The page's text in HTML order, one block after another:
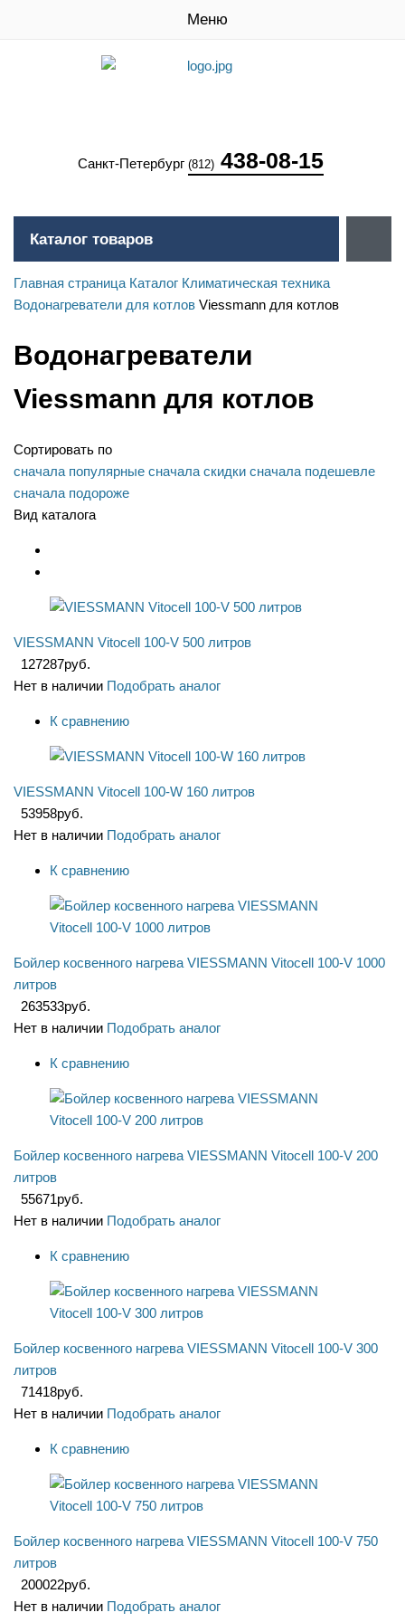
Меню
Санкт-Петербург (812) 438-08-15
Каталог товаров
Главная страница Каталог Климатическая техника
Водонагреватели для котлов Viessmann для котлов
Водонагреватели
Viessmann для котлов
Сортировать по
сначала популярные сначала скидки сначала подешевле
сначала подороже
Вид каталога
VIESSMANN Vitocell 100-V 500 литров
127287руб.
Нет в наличии Подобрать аналог
К сравнению
VIESSMANN Vitocell 100-W 160 литров
53958руб.
Нет в наличии Подобрать аналог
К сравнению
Бойлер косвенного нагрева VIESSMANN Vitocell 100-V 1000
литров
263533руб.
Нет в наличии Подобрать аналог
К сравнению
Бойлер косвенного нагрева VIESSMANN Vitocell 100-V 200
литров
55671руб.
Нет в наличии Подобрать аналог
К сравнению
Бойлер косвенного нагрева VIESSMANN Vitocell 100-V 300
литров
71418руб.
Нет в наличии Подобрать аналог
К сравнению
Бойлер косвенного нагрева VIESSMANN Vitocell 100-V 750
литров
200022руб.
Нет в наличии Подобрать аналог